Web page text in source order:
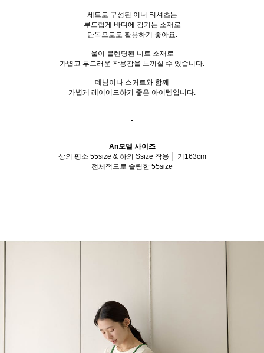
세트로 구성된 이너 티셔츠는
부드럽게 바디에 감기는 소재로
단독으로도 활용하기 좋아요.
울이 블렌딩된 니트 소재로
가볍고 부드러운 착용감을 느끼실 수 있습니다.
데님이나 스커트와 함께
가볍게 레이어드하기 좋은 아이템입니다.
-
An모델 사이즈
상의 평소 55size & 하의 Ssize 착용 │ 키163cm
전체적으로 슬림한 55size